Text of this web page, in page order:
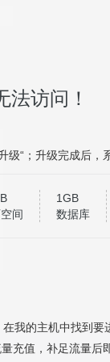
访问！
“；升级完成后，
间
1GB
数据库
在我的主机中找到要
充值，补足流量后